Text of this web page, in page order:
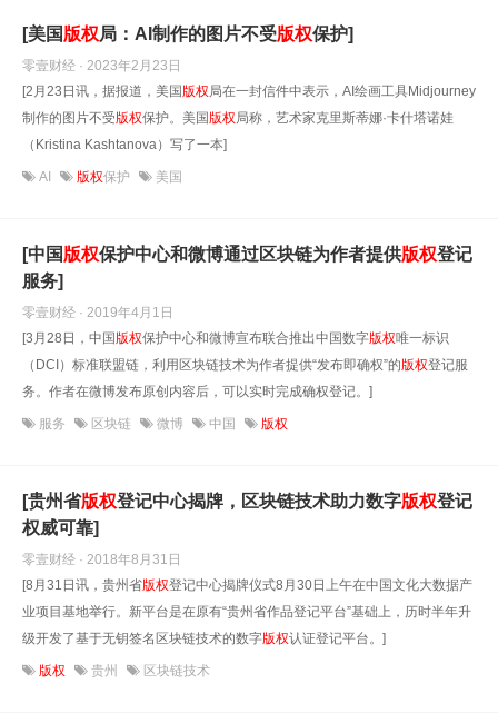
[美国版权局：AI制作的图片不受版权保护]
零壹财经 · 2023年2月23日
[2月23日讯，据报道，美国版权局在一封信件中表示，AI绘画工具Midjourney
制作的图片不受版权保护。美国版权局称，艺术家克里斯蒂娜·卡什塔诺娃
（Kristina Kashtanova）写了一本]
AI 版权保护 美国
[中国版权保护中心和微博通过区块链为作者提供版权登记
服务]
零壹财经 · 2019年4月1日
[3月28日，中国版权保护中心和微博宣布联合推出中国数字版权唯一标识
（DCI）标准联盟链，利用区块链技术为作者提供“发布即确权”的版权登记服
务。作者在微博发布原创内容后，可以实时完成确权登记。]
服务 区块链 微博 中国 版权
[贵州省版权登记中心揭牌，区块链技术助力数字版权登记
权威可靠]
零壹财经 · 2018年8月31日
[8月31日讯，贵州省版权登记中心揭牌仪式8月30日上午在中国文化大数据产
业项目基地举行。新平台是在原有“贵州省作品登记平台”基础上，历时半年升
级开发了基于无钥签名区块链技术的数字版权认证登记平台。]
版权 贵州 区块链技术